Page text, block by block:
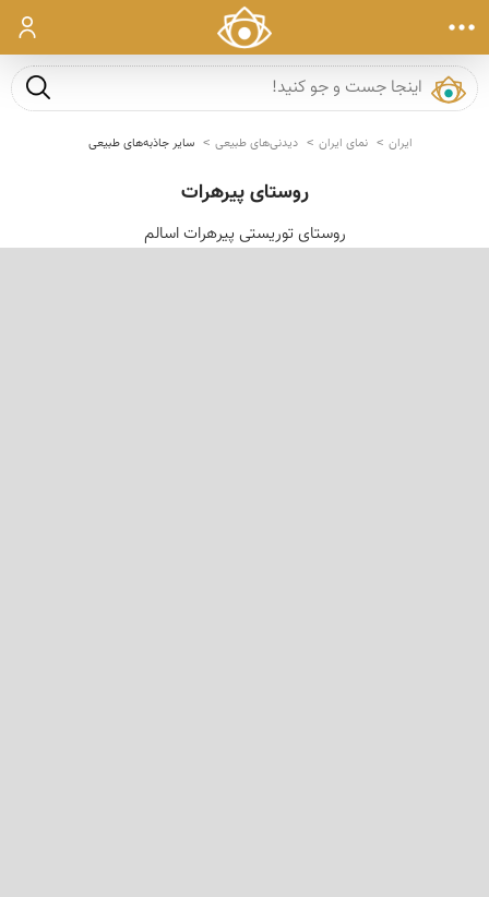
ورود
جست و
ایران نمای ایران دیدنی‌های طبیعی سایر جاذبه‌های طبیعی
روستای پیرهرات
روستای توریستی پیرهرات اسالم